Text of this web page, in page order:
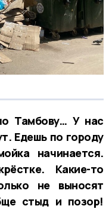
Тамбову… У нас
Едешь по городу
начинается.
Какие-то
не выносят
стыд и позор!